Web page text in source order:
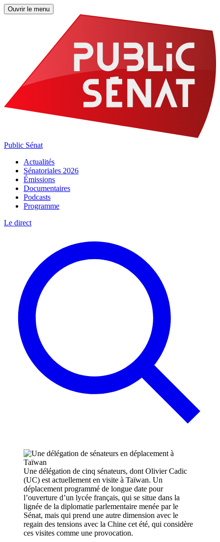
Ouvrir le menu
Public Sénat
Actualités
Sénatoriales 2026
Émissions
Documentaires
Podcasts
Programme
Le direct
Une délégation de cinq sénateurs, dont Olivier Cadic
(UC) est actuellement en visite à Taïwan. Un
déplacement programmé de longue date pour
l’ouverture d’un lycée français, qui se situe dans la
lignée de la diplomatie parlementaire menée par le
Sénat, mais qui prend une autre dimension avec le
regain des tensions avec la Chine cet été, qui considère
ces visites comme une provocation.